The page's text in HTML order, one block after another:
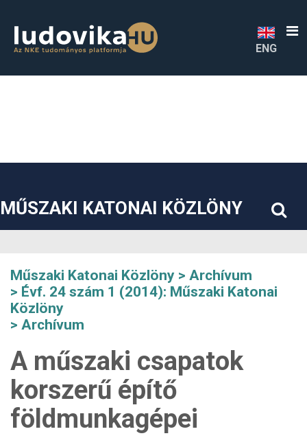
##plugins.themes.bootstrap3.accessible_menu.sidebar##
ENG
MŰSZAKI KATONAI KÖZLÖNY
Műszaki Katonai Közlöny
Archívum
Évf. 24 szám 1 (2014): Műszaki Katonai
Közlöny
Archívum
A műszaki csapatok
korszerű építő
földmunkagépei